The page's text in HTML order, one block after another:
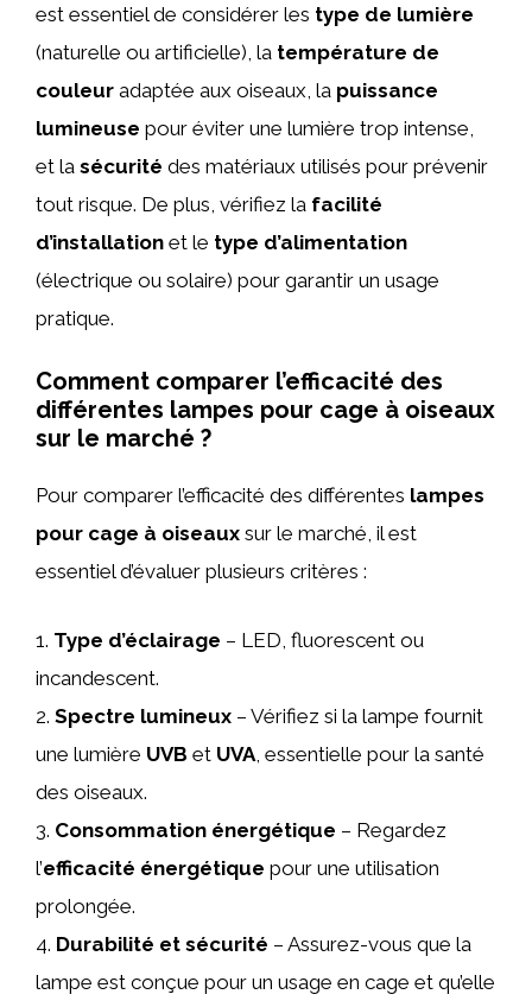
est essentiel de considérer les type de lumière
(naturelle ou artificielle), la température de
couleur adaptée aux oiseaux, la puissance
lumineuse pour éviter une lumière trop intense,
et la sécurité des matériaux utilisés pour prévenir
tout risque. De plus, vérifiez la facilité
d’installation et le type d’alimentation
(électrique ou solaire) pour garantir un usage
pratique.
Comment comparer l’efficacité des
différentes lampes pour cage à oiseaux
sur le marché ?
Pour comparer l’efficacité des différentes lampes
pour cage à oiseaux sur le marché, il est
essentiel d’évaluer plusieurs critères :
1. Type d’éclairage – LED, fluorescent ou
incandescent.
2. Spectre lumineux – Vérifiez si la lampe fournit
une lumière UVB et UVA , essentielle pour la santé
des oiseaux.
3. Consommation énergétique – Regardez
l’efficacité énergétique pour une utilisation
prolongée.
4. Durabilité et sécurité – Assurez-vous que la
lampe est conçue pour un usage en cage et qu’elle